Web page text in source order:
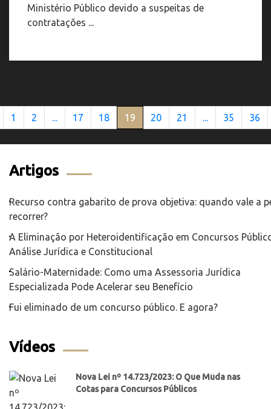
Ministério Público devido a suspeitas de
contratações ...
1 2 ... 17 18 19 20 21 ... 35 36
Artigos
Recurso contra gabarito de prova objetiva: quando vale a
recorrer?
A Eliminação por Heteroidentificação em Concursos
Análise Jurídica e Constitucional
Salário-Maternidade: Como uma Assessoria Jurídica
Especializada Pode Acelerar seu Benefício
Fui eliminado de um concurso público. E agora?
Vídeos
Nova Lei nº 14.723/2023: O Que Muda nas
Cotas para Concursos Públicos